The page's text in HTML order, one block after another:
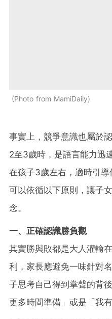
Photo from MamiDaily
事實上，競爭意識也屬於
2至3歲時，是語言能力迅
在孩子3歲左右，適時引
可以依循以下原則，讓子
念。
一、正確認識勝負觀
其實勝與敗都是大人灌輸
利，家長應避免一味針對
子思考自己得到掌聲的背
更多時間準備」或是「我